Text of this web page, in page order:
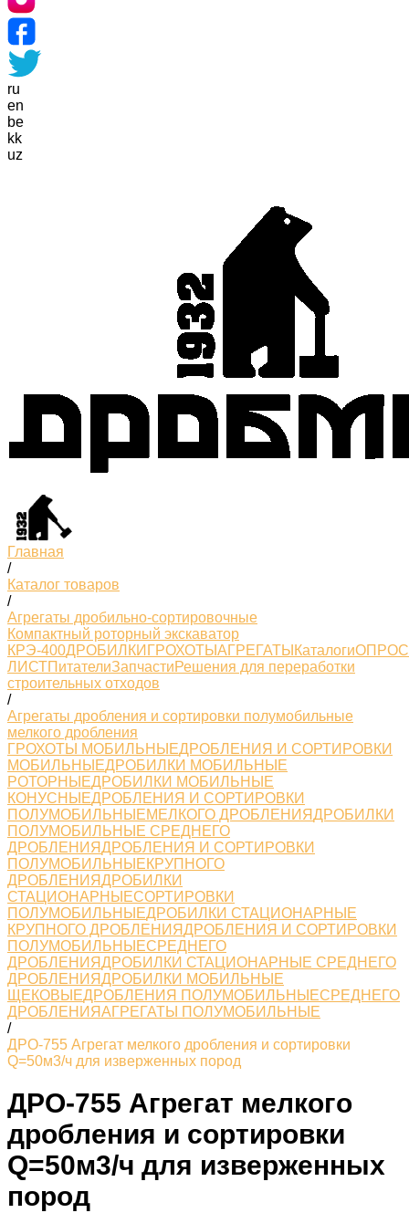
ru
en
be
kk
uz
Главная
/
Каталог товаров
/
Агрегаты дробильно-сортировочные
Компактный роторный экскаватор
КРЭ-400ДРОБИЛКИ ГРОХОТЫ АГРЕГАТЫ Каталоги
ЛИСТПитателиЗапчастиРешения для переработки
строительных отходов
/
Агрегаты дробления и сортировки полумобильные
мелкого дробления
ГРОХОТЫ МОБИЛЬНЫЕДРОБЛЕНИЯ И СОРТИРОВКИ
МОБИЛЬНЫЕДРОБИЛКИ МОБИЛЬНЫЕ
РОТОРНЫЕДРОБИЛКИ МОБИЛЬНЫЕ
КОНУСНЫЕДРОБЛЕНИЯ И СОРТИРОВКИ
ПОЛУМОБИЛЬНЫЕМЕЛКОГО ДРОБЛЕНИЯДРОБИЛКИ
ПОЛУМОБИЛЬНЫЕ СРЕДНЕГО
ДРОБЛЕНИЯДРОБЛЕНИЯ И СОРТИРОВКИ
ПОЛУМОБИЛЬНЫЕКРУПНОГО
ДРОБЛЕНИЯДРОБИЛКИ
СТАЦИОНАРНЫЕСОРТИРОВКИ
ПОЛУМОБИЛЬНЫЕДРОБИЛКИ СТАЦИОНАРНЫЕ
КРУПНОГО ДРОБЛЕНИЯДРОБЛЕНИЯ И СОРТИРОВКИ
ПОЛУМОБИЛЬНЫЕСРЕДНЕГО
ДРОБЛЕНИЯДРОБИЛКИ СТАЦИОНАРНЫЕ СРЕДНЕГО
ДРОБЛЕНИЯДРОБИЛКИ МОБИЛЬНЫЕ
ЩЕКОВЫЕДРОБЛЕНИЯ ПОЛУМОБИЛЬНЫЕСРЕДНЕГО
ДРОБЛЕНИЯАГРЕГАТЫ ПОЛУМОБИЛЬНЫЕ
/
ДРО-755 Агрегат мелкого дробления и сортировки
Q=50м3/ч для изверженных пород
ДРО-755 Агрегат мелкого
дробления и сортировки
Q=50м3/ч для изверженных
пород